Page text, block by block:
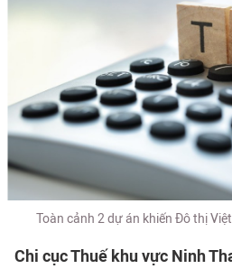
Toàn cảnh 2 dự án khiến Đô thị
Chi cục Thuế khu vực Ninh